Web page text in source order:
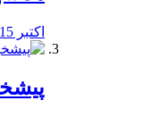
اکتبر 15, 2019